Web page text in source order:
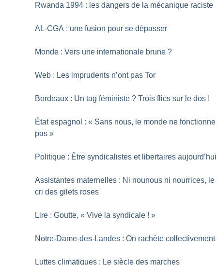
Rwanda 1994 : les dangers de la mécanique raciste
AL-CGA : une fusion pour se dépasser
Monde : Vers une internationale brune ?
Web : Les imprudents n’ont pas Tor
Bordeaux : Un tag féministe ? Trois flics sur le dos !
État espagnol : « Sans nous, le monde ne fonctionne
pas »
Politique : Être syndicalistes et libertaires aujourd’hui
Assistantes maternelles : Ni nounous ni nourrices, le
cri des gilets roses
Lire : Goutte, « Vive la syndicale ! »
Notre-Dame-des-Landes : On rachète collectivement
Luttes climatiques : Le siècle des marches